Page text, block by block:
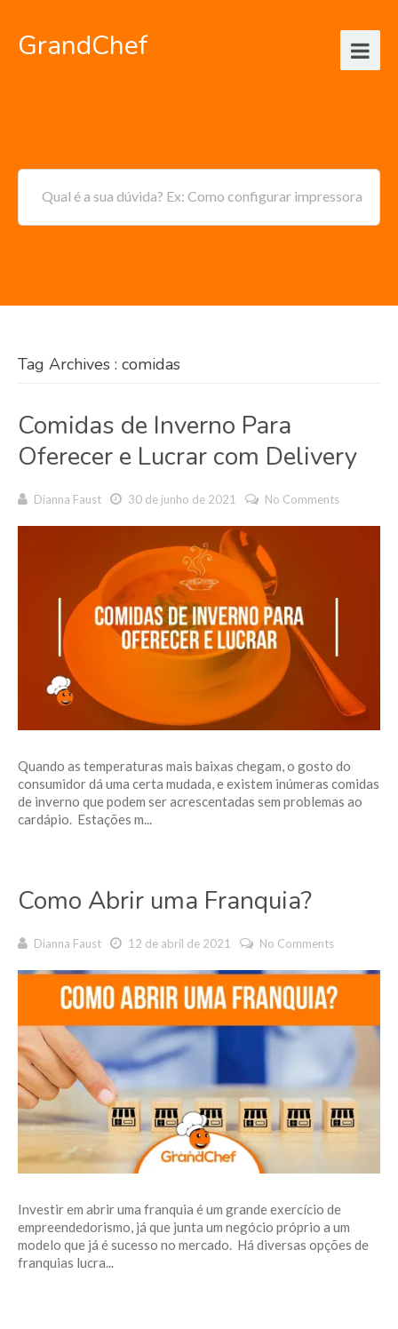
GrandChef
Qual é a sua dúvida? Ex: Como configurar impressora
Tag Archives : comidas
Comidas de Inverno Para
Oferecer e Lucrar com Delivery
Dianna Faust 30 de junho de 2021 No Comments
Quando as temperaturas mais baixas chegam, o gosto do
consumidor dá uma certa mudada, e existem inúmeras comidas
de inverno que podem ser acrescentadas sem problemas ao
cardápio. Estações m...
Como Abrir uma Franquia?
Dianna Faust 12 de abril de 2021 No Comments
Investir em abrir uma franquia é um grande exercício de
empreendedorismo, já que junta um negócio próprio a um
modelo que já é sucesso no mercado. Há diversas opções de
franquias lucra...